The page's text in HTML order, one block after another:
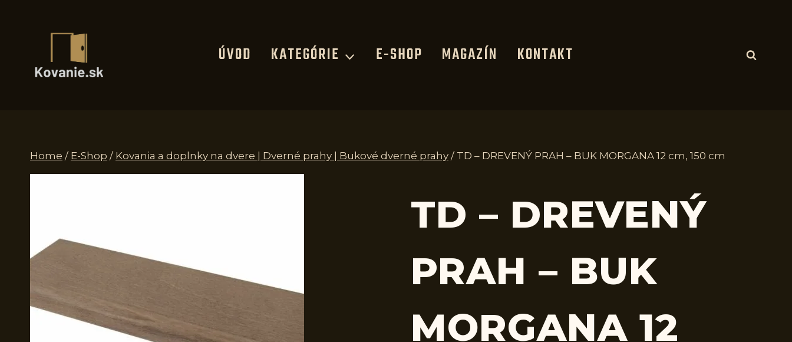
ÚVOD KATEGÓRIE E-SHOP MAGAZÍN KONTAKT
Home / E-Shop / Kovania a doplnky na dvere | Dverné prahy | Bukové dverné prahy / TD – DREVENÝ PRAH – BUK MORGANA 12 cm, 150 cm
TD – DREVENÝ
PRAH – BUK
MORGANA 12